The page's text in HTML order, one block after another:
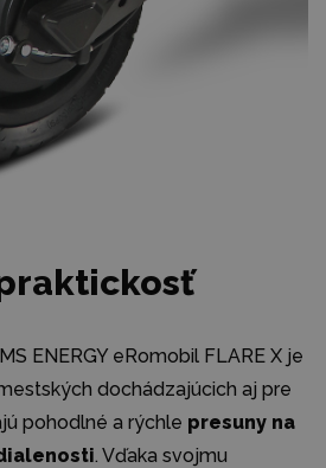
ENERGY eRomobil FLARE X je
dochádzajúcich aj pre
pohodlné a rýchle presuny na
. Vďaka svojmu